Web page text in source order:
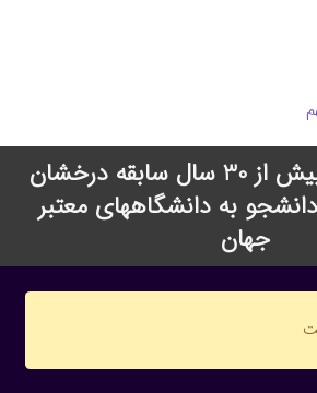
CIS Group با بیش از 30 سال سابقه درخشان
دانشجو به دانشگاههای معتبر
جهان